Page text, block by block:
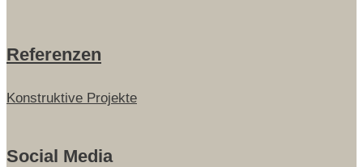
Referenzen
Konstruktive Projekte
Social Media